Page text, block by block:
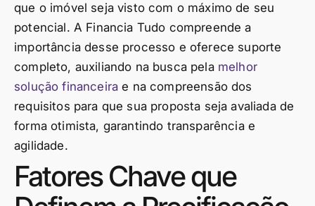
que o imóvel seja visto com o máximo de seu
potencial. A Financia Tudo compreende a
importância desse processo e oferece suporte
completo, auxiliando na busca pela melhor
solução financeira e na compreensão dos
requisitos para que sua proposta seja avaliada de
forma otimista, garantindo transparência e
agilidade.
Fatores Chave que